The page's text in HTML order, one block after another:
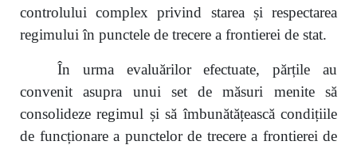
controlului complex privind starea și respectarea
regimului în punctele de trecere a frontierei de stat.
În urma evaluărilor efectuate, părțile au
convenit asupra unui set de măsuri menite să
consolideze regimul și să îmbunătățească condițiile
de funcționare a punctelor de trecere a frontierei de